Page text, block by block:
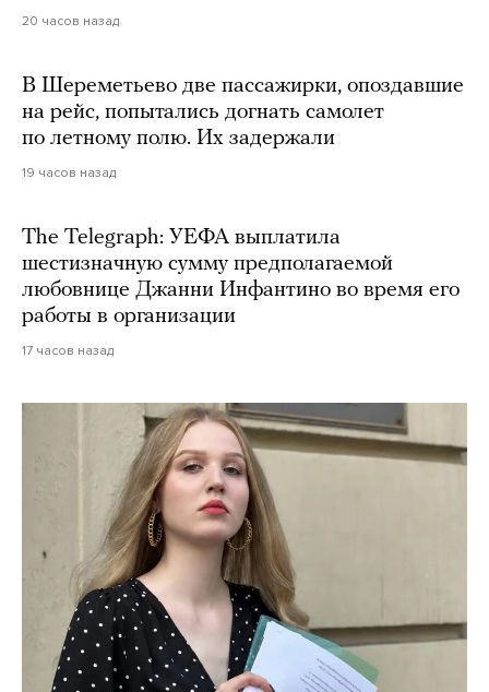
20 часов назад
В Шереметьево две пассажирки, опоздавшие
на рейс, попытались догнать самолет
по летному полю. Их задержали
19 часов назад
The Telegraph: УЕФА выплатила
шестизначную сумму предполагаемой
любовнице Джанни Инфантино во время его
работы в организации
17 часов назад